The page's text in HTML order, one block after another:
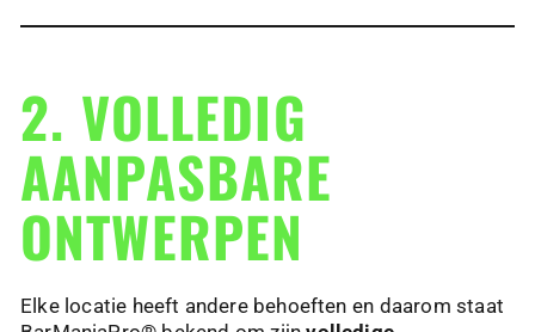
2. VOLLEDIG
AANPASBARE
ONTWERPEN
Elke locatie heeft andere behoeften en daarom staat